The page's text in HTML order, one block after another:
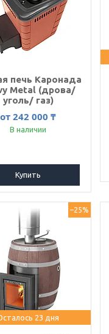
печь Каронада
Metal (дрова/
уголь/ газ)
от 242 000 ₸
В наличии
Купить
–25%
23 дня